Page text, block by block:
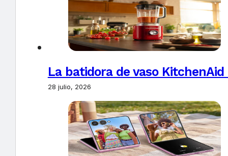
La batidora de vaso
28 julio, 2026